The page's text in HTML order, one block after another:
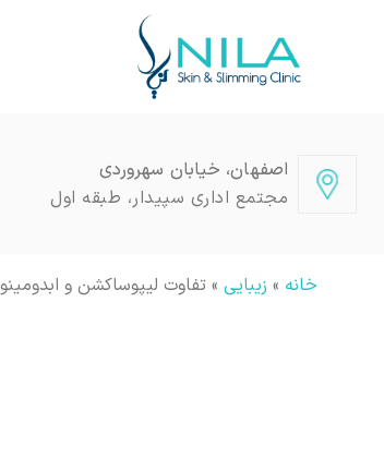
اصفهان، خیابان سهروردی
مجتمع اداری سپیدار، طبقه اول
خانه » زیبایی » تفاوت لیپوساکشن و